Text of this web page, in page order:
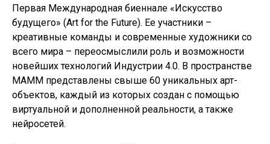
Первая Международная биеннале «Искусство
будущего» (Art for the Future). Ее участники –
креативные команды и современные художники со
всего мира – переосмыслили роль и возможности
новейших технологий Индустрии 4.0. В пространстве
МАММ представлены свыше 60 уникальных арт-
объектов, каждый из которых создан с помощью
виртуальной и дополненной реальности, а также
нейросетей.